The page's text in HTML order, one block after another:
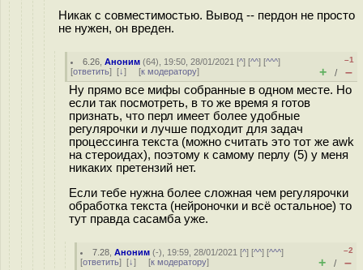
Никак с совместимостью. Вывод -- пердон не просто
не нужен, он вреден.
6.26 ,Аноним (64), 19:50, 28/01/2021 [^] [^^] [^^^]
[ответить] [↓] [к модератору]
–1
+ / –
Ну прямо все мифы собранные в одном месте. Но
если так посмотреть, в то же время я готов
признать, что перл имеет более удобные
регулярочки и лучше подходит для задач
процессинга текста (можно считать это тот же awk
на стероидах), поэтому к самому перлу (5) у меня
никаких претензий нет.
Если тебе нужна более сложная чем регулярочки
обработка текста (нейроночки и всё остальное) то
тут правда сасамба уже.
7.28 ,Аноним (-), 19:59, 28/01/2021 [^] [^^] [^^^]
[ответить] [↓] [к модератору]
–2
+ / –